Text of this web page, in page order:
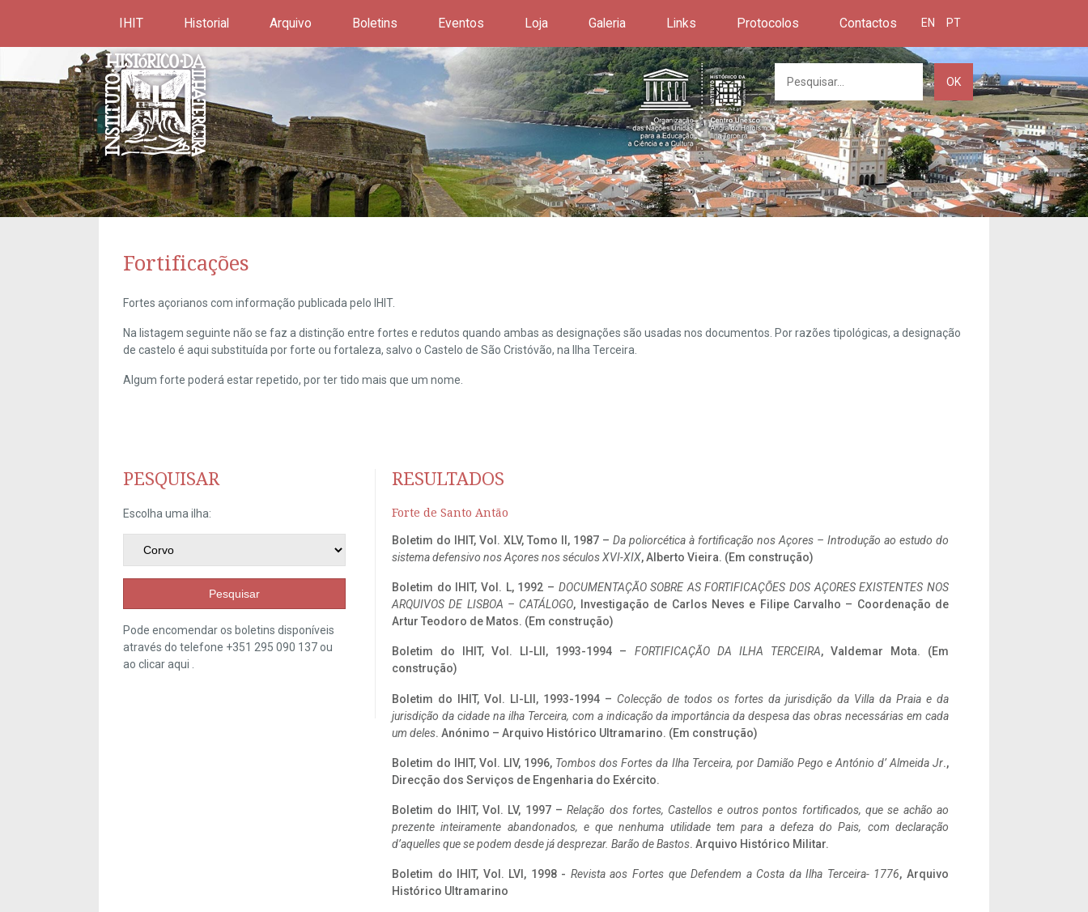
IHIT Historial Arquivo Boletins Eventos Loja Galeria Links Protocolos Contactos EN PT
OK
Fortificações
Fortes açorianos com informação publicada pelo IHIT.
Na listagem seguinte não se faz a distinção entre fortes e redutos quando ambas as designações são usadas nos documentos. Por razões tipológicas, a designação
de castelo é aqui substituída por forte ou fortaleza, salvo o Castelo de São Cristóvão, na Ilha Terceira.
Algum forte poderá estar repetido, por ter tido mais que um nome.
PESQUISAR
Escolha uma ilha:
Pesquisar
Pode encomendar os boletins disponíveis
através do telefone +351 295 090 137 ou
ao clicaraqui
RESULTADOS
Forte de Santo Antão
Boletim do IHIT, Vol. XLV, Tomo II, 1987 – Da poliorcética à fortificação nos Açores – Introdução ao estudo do
sistema defensivo nos Açores nos séculos XVI-XIX, Alberto Vieira. (Em construção)
Boletim do IHIT, Vol. L, 1992 – DOCUMENTAÇÃO SOBRE AS FORTIFICAÇÕES DOS AÇORES EXISTENTES NOS
ARQUIVOS DE LISBOA – CATÁLOGO, Investigação de Carlos Neves e Filipe Carvalho – Coordenação de
Artur Teodoro de Matos. (Em construção)
Boletim do IHIT, Vol. LI-LII, 1993-1994 – FORTIFICAÇÃO DA ILHA TERCEIRA, Valdemar Mota. (Em
construção)
Boletim do IHIT, Vol. LI-LII, 1993-1994 – Colecção de todos os fortes da jurisdição da Villa da Praia e da
jurisdição da cidade na ilha Terceira, com a indicação da importância da despesa das obras necessárias em cada
um deles. Anónimo – Arquivo Histórico Ultramarino. (Em construção)
Boletim do IHIT, Vol. LIV, 1996, Tombos dos Fortes da Ilha Terceira, por Damião Pego e António d’ Almeida Jr.,
Direcção dos Serviços de Engenharia do Exército.
Boletim do IHIT, Vol. LV, 1997 –Relação dos fortes, Castellos e outros pontos fortificados, que se achão ao
prezente inteiramente abandonados, e que nenhuma utilidade tem para a defeza do Pais, com declaração
d’aquelles que se podem desde já desprezar. Barão de Bastos. Arquivo Histórico Militar.
Boletim do IHIT, Vol. LVI, 1998 - Revista aos Fortes que Defendem a Costa da Ilha Terceira- 1776, Arquivo
Histórico Ultramarino